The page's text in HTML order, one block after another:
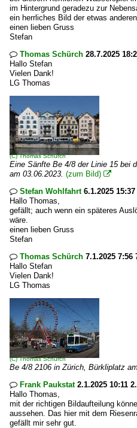
im Hintergrund geradezu zur
ein herrliches Bild der etwas
einen lieben Gruss
Stefan
 Thomas Schürch 28.7.2025
Hallo Stefan
Vielen Dank!
LG Thomas
(C)Thomas Schürch
Eine Sänfte Be 4/8 der Linie 15 bei
am 03.06.2023. (zum Bild) 
 Stefan Wohlfahrt6.1.2025 15:37
Hallo Thomas,
gefällt; auch wenn ein späteres
wäre.
einen lieben Gruss
Stefan
 Thomas Schürch 7.1.2025 7:56
Hallo Stefan
Vielen Dank!
LG Thomas
(C)Thomas Schürch
Be 4/8 2106 in Zürich, Bürkliplatz
 Frank Paukstat2.1.2025 10:11
Hallo Thomas,
mit der richtigen Bildaufteilung
aussehen. Das hier mit dem
gefällt mir sehr gut.